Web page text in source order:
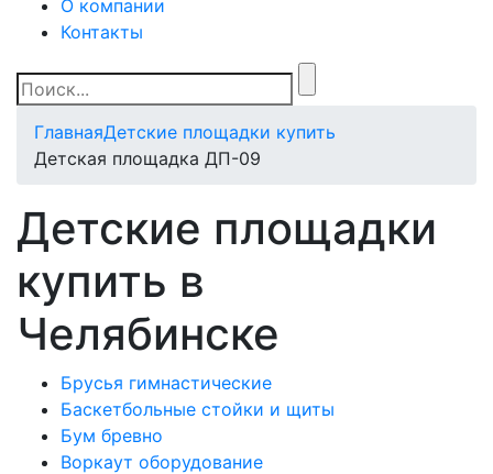
О компании
Контакты
ГлавнаяДетские площадки купить
Детская площадка ДП-09
Детские площадки
купить в
Челябинске
Брусья гимнастические
Баскетбольные стойки и щиты
Бум бревно
Воркаут оборудование